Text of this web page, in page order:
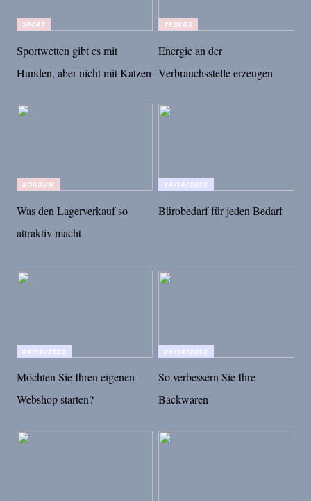
SPORT
Sportwetten gibt es mit
Hunden, aber nicht mit Katzen
TRENDS
Energie an der
Verbrauchsstelle erzeugen
KONSUM
Was den Lagerverkauf so
attraktiv macht
14/10/2022
Bürobedarf für jeden Bedarf
04/10/2022
Möchten Sie Ihren eigenen
Webshop starten?
04/10/2022
So verbessern Sie Ihre
Backwaren